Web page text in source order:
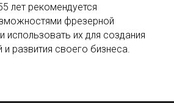
лет рекомендуется
фрезерной
использовать их для создания
и развития своего бизнеса.